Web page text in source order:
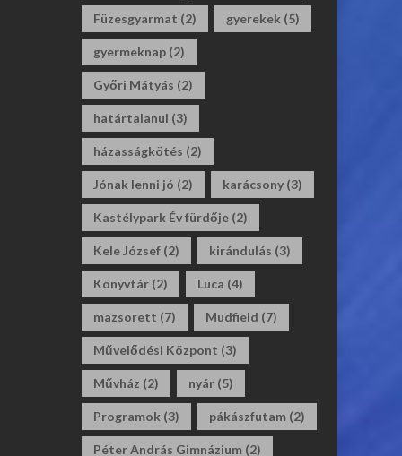
Füzesgyarmat (2) gyerekek (5)
gyermeknap (2)
Győri Mátyás (2)
határtalanul (3)
házasságkötés (2)
Jónak lenni jó (2) karácsony (3)
Kastélypark Év fürdője (2)
Kele József (2) kirándulás (3)
Könyvtár (2) Luca (4)
mazsorett (7) Mudfield (7)
Művelődési Központ (3)
Művház (2) nyár (5)
Programok (3) pákászfutam (2)
Péter András Gimnázium (2)